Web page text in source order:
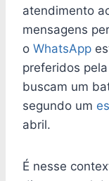
atendimento
mensagens
o WhatsApp
preferidos
buscam um
segundo um
abril.
É nesse